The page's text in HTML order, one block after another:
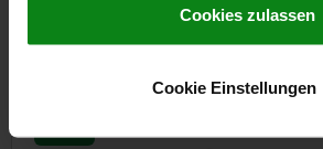
Datenschutz|AGB
Cookies zulassen
Cookie Einstellungen
Andere Kunden
NEU